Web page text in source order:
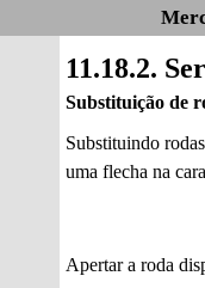
11.18.2.
Substituição de
Substituindo
uma flecha na
Apertar a roda